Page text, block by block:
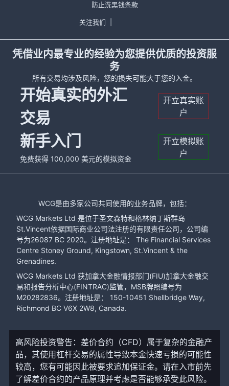
防止洗黑钱条款
关注我们
凭借业内最专业的经验为您提供优质的投资服
务
所有交易均涉及风险，您的损失可能大于您的入金。
开始真实的外汇
交易
开立真实账
户
新手入门
免费获得 100,000 美元的模拟资金
开立模拟账
户
WCG是由多家公司共同使用的业务品牌，包括：
WCG Markets Ltd 是位于圣文森特和格林纳丁斯群岛
St.Vincent依据国际商业公司法注册的有限责任公司，公司编
号为26087 BC 2020。注册地址是： The Financial Services
Centre Stoney Ground, Kingstown, St.Vincent & the
Grenadines.
WCG Markets Ltd 获加拿大金融情报部门(FIU)加拿大金融交
易和报告分析中心(FINTRAC)监管，MSB牌照编号为
M20282836。注册地址是： 150-10451 Shellbridge Way,
Richmond BC V6X 2W8, Canada.
高风险投资警告：差价合约（CFD）属于复杂的金融产
品，其使用杠杆交易的属性导致本金快速亏损的可能性
较高，您有可能因此被要求追加保证金。请在入市前先
了解差价合约的产品原理并考虑是否能够承受此风险。